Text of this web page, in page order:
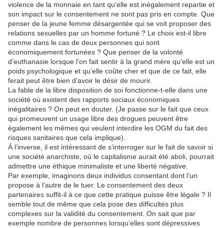
violence de la monnaie en tant qu’elle est inégalement repartie et
son impact sur le consentement ne sont pas pris en compte. Que
penser de la jeune femme désargentée qui se voit proposer des
relations sexuelles par un homme fortuné ? Le choix est-il libre
comme dans le cas de deux personnes qui sont
économiquement fortunées ? Que penser de la volonté
d’euthanasie lorsque l’on fait sentir à la grand mère qu’elle est un
poids psychologique et qu’elle coûte cher et que de ce fait, elle
ferait peut être bien d’avoir le désir de mourir.
La fable de la libre disposition de soi fonctionne-t-elle dans une
société où existent des rapports sociaux économiques
inégalitaires ? On peut en douter. (Je passe sur le fait que ceux
qui promeuvent un usage libre des drogues peuvent être
également les mêmes qui veulent interdire les OGM du fait des
risques sanitaires que cela implique).
Á l’inverse, il est intéressant de s’interroger sur le fait de savoir si
une société anarchiste, où le capitalisme aurait été aboli, pourrait
admettre une éthique minimaliste et une liberté négative.
Par exemple, imaginons deux individus consentant dont l’un
propose à l’autre de le tuer. Le consentement des deux
partenaires suffit-il à ce que cette pratique puisse être légale ? Il
semble tout de même que cela pose des difficultés plus
complexes sur la validité du consentement. On sait que par
exemple nombre de personnes lorsqu’elles sont dépressives